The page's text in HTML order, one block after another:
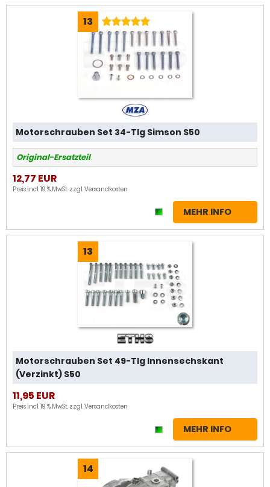
13
Motorschrauben Set 34-Tlg Simson S50
Original-Ersatzteil
12,77 EUR
Preis incl. 19 % MwSt. zzgl.Versandkosten
MEHR INFO
13
Motorschrauben Set 49-Tlg Innensechskant
(Verzinkt) S50
11,95 EUR
Preis incl. 19 % MwSt. zzgl.Versandkosten
MEHR INFO
14